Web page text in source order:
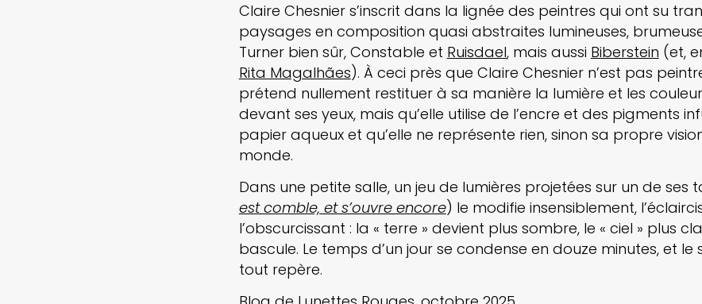
Claire Chesnier s’inscrit dans la lignée des peintres qui ont su
paysages en composition quasi abstraites lumineuses,
Turner bien sûr, Constable et Ruisdael, mais aussi Biberstein (et,
Rita Magalhães). À ceci près que Claire Chesnier n’est pas
prétend nullement restituer à sa manière la lumière et les
devant ses yeux, mais qu’elle utilise de l’encre et des pigments
papier aqueux et qu’elle ne représente rien, sinon sa propre
monde.
Dans une petite salle, un jeu de lumières projetées sur un de ses
est comble, et s’ouvre encore) le modifie insensiblement,
l’obscurcissant : la « terre » devient plus sombre, le « ciel » plus
bascule. Le temps d’un jour se condense en douze minutes, et
tout repère.